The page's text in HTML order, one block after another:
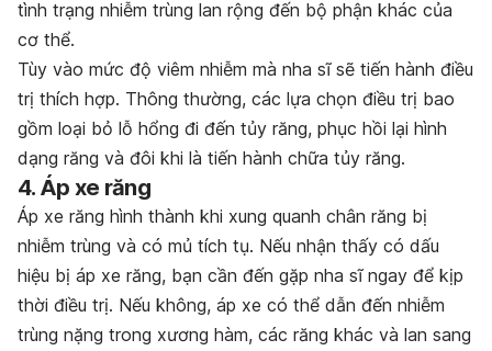
tình trạng nhiễm trùng lan rộng đến bộ phận khác của
cơ thể.
Tùy vào mức độ viêm nhiễm mà nha sĩ sẽ tiến hành điều
trị thích hợp. Thông thường, các lựa chọn điều trị bao
gồm loại bỏ lỗ hổng đi đến tủy răng, phục hồi lại hình
dạng răng và đôi khi là tiến hành chữa tủy răng.
4. Áp xe răng
Áp xe răng hình thành khi xung quanh chân răng bị
nhiễm trùng và có mủ tích tụ. Nếu nhận thấy có dấu
hiệu bị áp xe răng, bạn cần đến gặp nha sĩ ngay để kịp
thời điều trị. Nếu không, áp xe có thể dẫn đến nhiễm
trùng nặng trong xương hàm, các răng khác và lan sang